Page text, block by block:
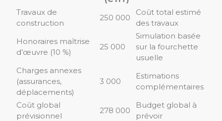
Travaux de
construction
250 000
Coût total estimé
des travaux
Honoraires maîtrise
d’œuvre (10 %)
25 000
Simulation basée
sur la fourchette
usuelle
Charges annexes
(assurances,
déplacements)
3 000
Estimations
complémentaires
Coût global
prévisionnel
278 000
Budget global à
prévoir